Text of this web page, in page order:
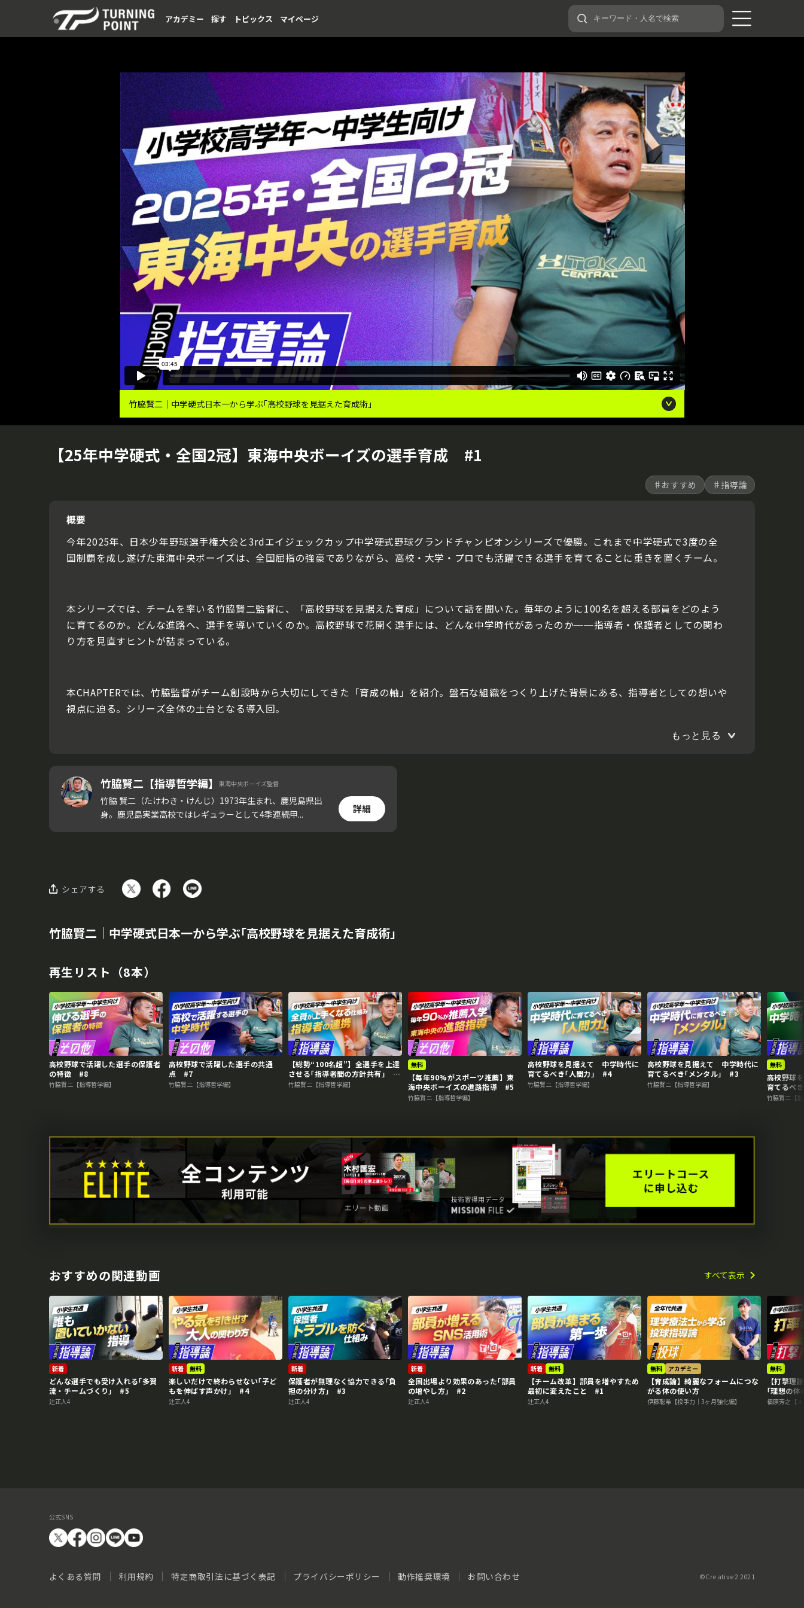
アカデミー 探す トピックス マイページ
竹脇賢二｜中学硬式日本一から学ぶ｢高校野球を見据えた育成術｣
【25年中学硬式・全国2冠】東海中央ボーイズの選手育成 #1
♯おすすめ ♯指導論
概要
今年2025年、日本少年野球選手権大会と3rdエイジェックカップ中学硬式野球グランドチャンピオンシリーズで優勝。これまで中学硬式で3度の全
国制覇を成し遂げた東海中央ボーイズは、全国屈指の強豪でありながら、高校・大学・プロでも活躍できる選手を育てることに重きを置くチーム。
本シリーズでは、チームを率いる竹脇賢二監督に、「高校野球を見据えた育成」について話を聞いた。毎年のように100名を超える部員をどのよう
に育てるのか。どんな進路へ、選手を導いていくのか。高校野球で花開く選手には、どんな中学時代があったのか──指導者・保護者としての関わ
り方を見直すヒントが詰まっている。
本CHAPTERでは、竹脇監督がチーム創設時から大切にしてきた「育成の軸」を紹介。盤石な組織をつくり上げた背景にある、指導者としての想いや
視点に迫る。シリーズ全体の土台となる導入回。
もっと見る
竹脇賢二【指導哲学編】 東海中央ボーイズ監督
竹脇 賢二（たけわき・けんじ）1973年生まれ、鹿児島県出
身。鹿児島実業高校ではレギュラーとして4季連続甲...
詳細
シェアする
竹脇賢二｜中学硬式日本一から学ぶ｢高校野球を見据えた育成術｣
再生リスト（8本）
高校野球で活躍した選手の保護者
の特徴 #8
竹脇賢二【指導哲学編】
高校野球で活躍した選手の共通
点 #7
竹脇賢二【指導哲学編】
【総勢“100名超”】全選手を上達
させる｢指導者間の方針共有｣
#6
竹脇賢二【指導哲学編】
無料
【毎年90%がスポーツ推薦】東
海中央ボーイズの進路指導 #5
竹脇賢二【指導哲学編】
高校野球を見据えて 中学時代に
育てるべき｢人間力｣ #4
竹脇賢二【指導哲学編】
高校野球を見据えて 中学時代に
育てるべき｢メンタル｣ #3
竹脇賢二【指導哲学編】
無料
高校野球
育てるべ
竹脇賢二【
おすすめの関連動画 すべて表示
新着
どんな選手でも受け入れる｢多賀
流・チームづくり｣ #5
辻正人4
新着 無料
楽しいだけで終わらせない｢子ど
もを伸ばす声かけ｣ #4
辻正人4
新着
保護者が無理なく協力できる｢負
担の分け方｣ #3
辻正人4
新着
全国出場より効果のあった｢部員
の増やし方｣ #2
辻正人4
新着 無料
【チーム改革】部員を増やすため
最初に変えたこと #1
辻正人4
無料 アカデミー
【育成論】綺麗なフォームにつな
がる体の使い方
伊藤聡希【投手力｜3ヶ月強化編】
無料
【打撃理
｢理想の
福原芳之【
公式SNS
よくある質問 利用規約 特定商取引法に基づく表記 プライバシーポリシー 動作推奨環境 お問い合わせ ©️Creative2 2021